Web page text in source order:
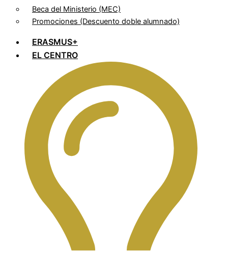
Beca del Ministerio (MEC)
Promociones (Descuento doble alumnado)
ERASMUS+
EL CENTRO